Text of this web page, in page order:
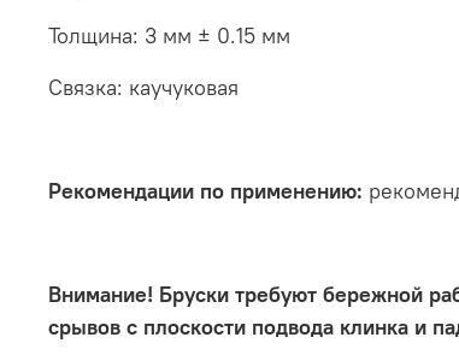
Толщина: 3 мм ± 0.15 мм
Связка: каучуковая
Рекомендации по применению:
Внимание! Бруски требуют бережной
срывов с плоскости подвода клинка и